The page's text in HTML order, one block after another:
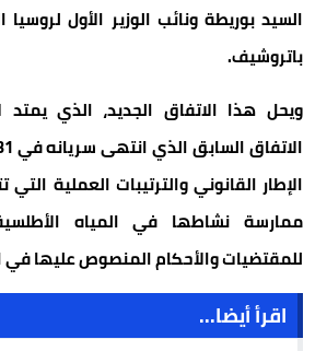
السيد بوريطة ونائب الوزير الأول لروسيا
باتروشيف.
ويحل هذا الاتفاق الجديد، الذي
الإطار القانوني والترتيبات العملية
ممارسة نشاطها في المياه
للمقتضيات والأحكام المنصوص عليها في
اقرأ أيضا...